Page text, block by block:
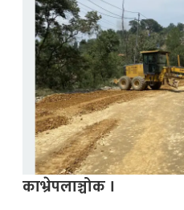
काभ्रेपलाञ्चोक ।